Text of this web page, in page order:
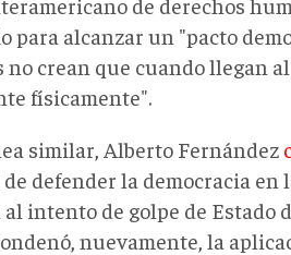
para alcanzar un "pacto
crean que cuando llegan
físicamente".
similar, Alberto Fernández
defender la democracia en
intento de golpe de Estado
nuevamente, la